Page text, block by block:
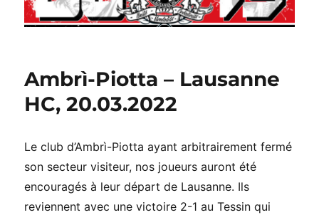
Ambrì-Piotta – Lausanne
HC, 20.03.2022
Le club d’Ambrì-Piotta ayant arbitrairement fermé
son secteur visiteur, nos joueurs auront été
encouragés à leur départ de Lausanne. Ils
reviennent avec une victoire 2-1 au Tessin qui